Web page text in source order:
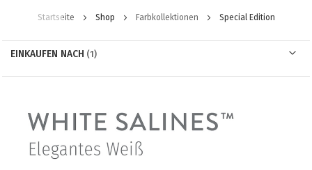
Startseite Shop Farbkollektionen Special Edition
EINKAUFEN NACH